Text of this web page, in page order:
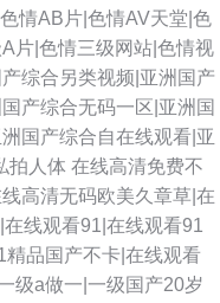
情AB片|色情AV天堂|色
片|色情三级网站|色情视
综合另类视频|亚洲国产
产综合无码一区|亚洲国
国产综合自在线观看|亚
拍人体 在线高清免费不
高清无码欧美久章草|在
线观看91|在线观看91
品国产不卡|在线观看
级a做一|一级国产20岁